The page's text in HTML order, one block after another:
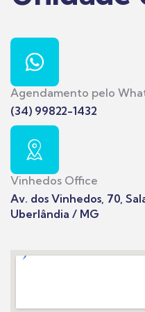
Agendamento pelo
(34) 99822-1432
Vinhedos Office
Av. dos Vinhedos, 70,
Uberlândia / MG